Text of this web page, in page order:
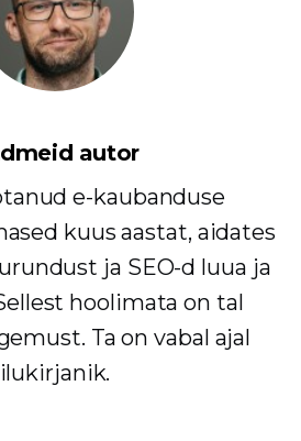
autor
e-kaubanduse
kuus aastat, aidates
ja SEO-d luua ja
hoolimata on tal
Ta on vabal ajal
ilukirjanik.